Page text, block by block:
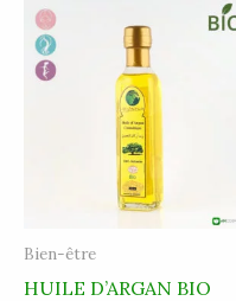
Bien-être
HUILE D’ARGAN BIO